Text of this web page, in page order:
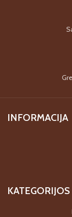
INFORMACIJA
KATEGORIJOS